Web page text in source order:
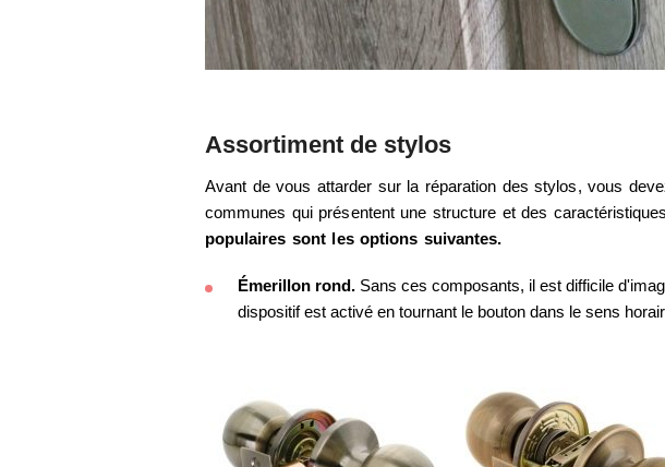
Assortiment de stylos
Avant de vous attarder sur la réparation des stylos, vous
communes qui présentent une structure et des
populaires sont les options suivantes.
Émerillon rond. Sans ces composants, il est difficile
dispositif est activé en tournant le bouton dans le sens